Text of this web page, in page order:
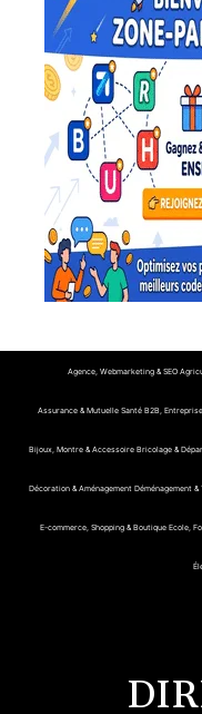
Agence, Webmarketing & SEO
Assurance & Mutuelle Santé B2B,
Bijoux, Montre & Accessoire Bricolage &
Décoration & Aménagement Déménagement
E-commerce, Shopping & Boutique Ecole,